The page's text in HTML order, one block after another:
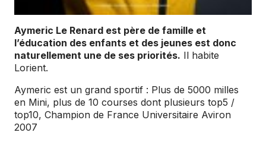
Aymeric Le Renard est père de famille et
l’éducation des enfants et des jeunes est donc
naturellement une de ses priorités. Il habite
Lorient.
Aymeric est un grand sportif : Plus de 5000 milles
en Mini, plus de 10 courses dont plusieurs top5 /
top10, Champion de France Universitaire Aviron
2007